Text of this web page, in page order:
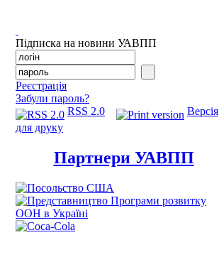
Підписка на новини УАВПП
Реєстрація
Забули пароль?
RSS 2.0
Версія
для друку
Партнери УАВПП